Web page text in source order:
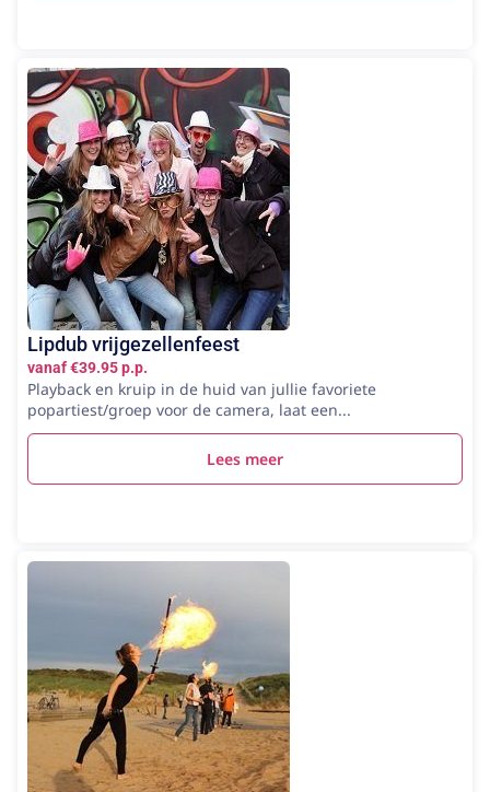
Lipdub vrijgezellenfeest
vanaf €39.95 p.p.
Playback en kruip in de huid van jullie favoriete
popartiest/groep voor de camera, laat een...
Lees meer